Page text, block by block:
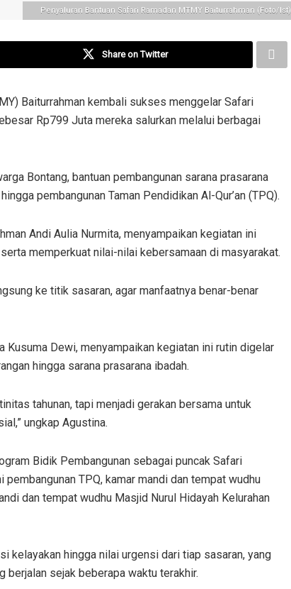
Penyaluran Bantuan Safari Ramadan MTMY Baiturrahman (Foto/Ist)
Share on Twitter
Baiturrahman kembali sukses menggelar Safari
Rp799 Juta mereka salurkan melalui berbagai
Bontang, bantuan pembangunan sarana prasarana
pembangunan Taman Pendidikan Al-Qur’an (TPQ).
Andi Aulia Nurmita, menyampaikan kegiatan ini
memperkuat nilai-nilai kebersamaan di masyarakat.
ke titik sasaran, agar manfaatnya benar-benar
Kusuma Dewi, menyampaikan kegiatan ini rutin digelar
hingga sarana prasarana ibadah.
tahunan, tapi menjadi gerakan bersama untuk
ungkap Agustina.
Bidik Pembangunan sebagai puncak Safari
TPQ, kamar mandi dan tempat wudhu
dan tempat wudhu Masjid Nurul Hidayah Kelurahan
kelayakan hingga nilai urgensi dari tiap sasaran, yang
sejak beberapa waktu terakhir.